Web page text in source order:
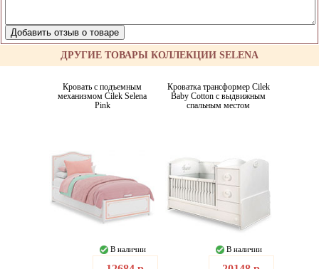
ДРУГИЕ ТОВАРЫ КОЛЛЕКЦИИ SELENA
Кровать с подъемным
механизмом Cilek Selena
Pink
В наличии
Кроватка трансформер Cilek
Baby Cotton с выдвижным
спальным местом
В наличии